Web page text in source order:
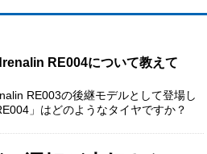
RE004について教えて
RE003の後継モデルとして登場し
」はどのようなタイヤですか？